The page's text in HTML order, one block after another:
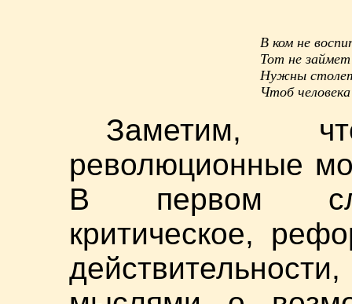
В ком не
Тот не
Нужны
Чтоб
Заметим,
революционные
В первом
критическое,